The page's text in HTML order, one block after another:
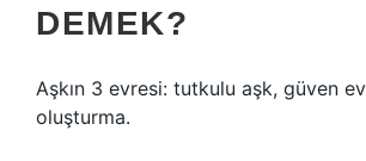
DEMEK?
Aşkın 3 evresi: tutkulu aşk, güven
oluşturma.